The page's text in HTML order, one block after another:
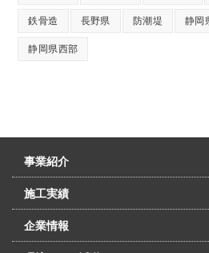
鉄骨造 長野県 防潮堤 静岡
静岡県西部
事業紹介
土木本部
建築本部
PPP・PFI
リフォーム・リノベーション
中村建設の家
施工実績
土木部門
建築部門
リフォーム部門
住宅部門
名古屋支店
東京支店
企業情報